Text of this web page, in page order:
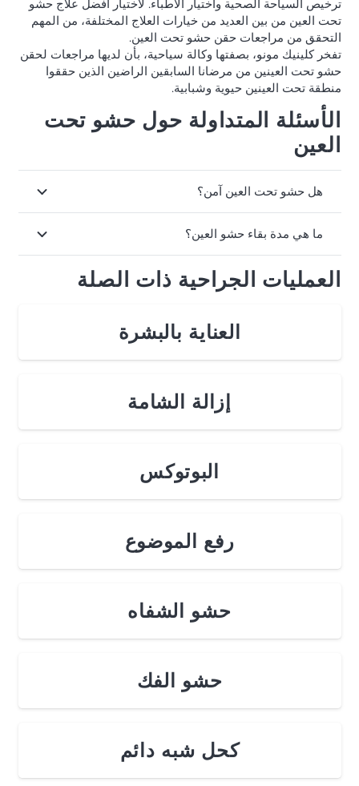
ترخيص السياحة الصحية واختيار الأطباء. لاختيار أفضل علاج حشو
تحت العين من بين العديد من خيارات العلاج المختلفة، من المهم
التحقق من مراجعات حقن حشو تحت العين.
تفخر كلينيك مونو، بصفتها وكالة سياحية، بأن لديها مراجعات لحقن
حشو تحت العينين من مرضانا السابقين الراضين الذين حققوا
منطقة تحت العينين حيوية وشبابية.
الأسئلة المتداولة حول حشو تحت
العين
هل حشو تحت العين آمن؟
ما هي مدة بقاء حشو العين؟
العمليات الجراحية ذات الصلة
العناية بالبشرة
إزالة الشامة
البوتوكس
رفع الموضوع
حشو الشفاه
حشو الفك
كحل شبه دائم